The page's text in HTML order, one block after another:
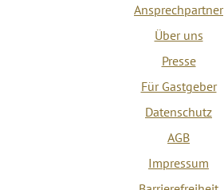
Ansprechpartner
Über uns
Presse
Für Gastgeber
Datenschutz
AGB
Impressum